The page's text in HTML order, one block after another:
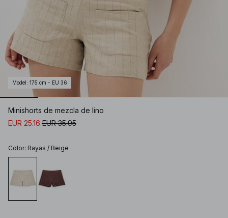
Model : 175 cm - EU 36
Minishorts de mezcla de lino
EUR 25.16 EUR 35.95
Color: Rayas / Beige